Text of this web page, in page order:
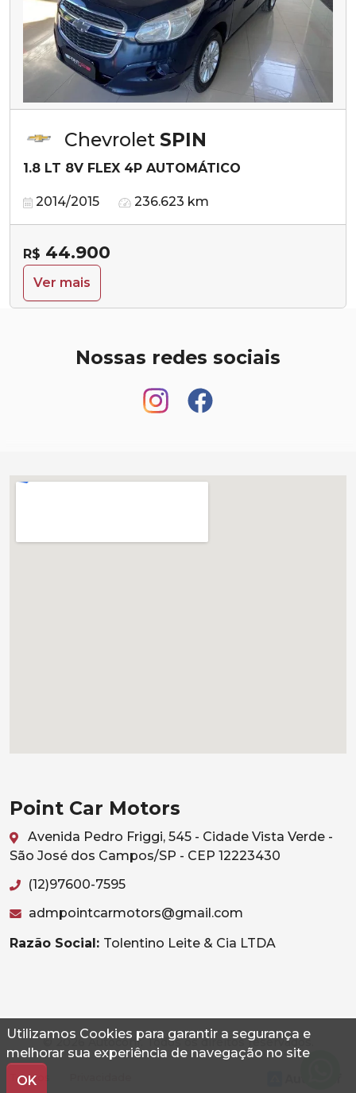
Utilizamos Cookies para garantir a segurança e
melhorar sua experiência de navegação no site
OK
Chevrolet SPIN
1.8 LT 8V FLEX 4P AUTOMÁTICO
2014/2015 236.623 km
R$ 44.900
Ver mais
Nossas redes sociais
Point Car Motors
Avenida Pedro Friggi, 545 - Cidade Vista Verde -
São José dos Campos/SP - CEP 12223430
(12)97600-7595
admpointcarmotors@gmail.com
Razão Social: Tolentino Leite & Cia LTDA
© 2026 Autoconf. Todos os direitos reservados.
Termos